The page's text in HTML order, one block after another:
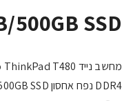
500GB SSD